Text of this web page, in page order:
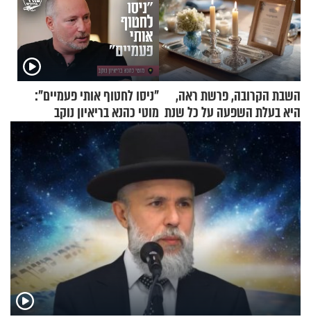
השבת הקרובה, פרשת ראה,
היא בעלת השפעה על כל שנת
תשפ"ז
"ניסו לחטוף אותי פעמיים":
מוטי כהנא בריאיון נוקב